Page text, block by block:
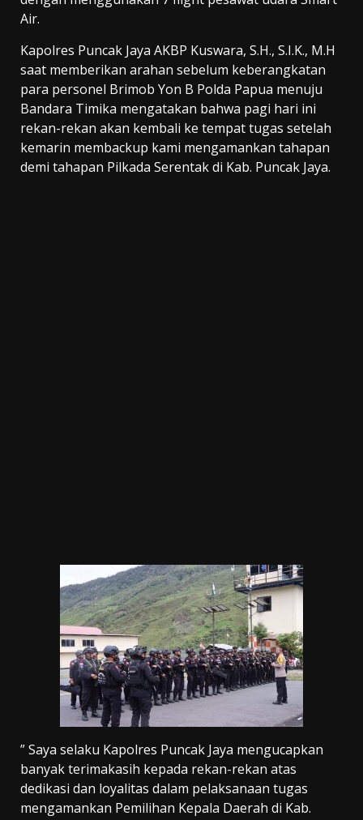
Air.
Kapolres Puncak Jaya AKBP Kuswara, S.H., S.I.K., M.H
saat memberikan arahan sebelum keberangkatan
para personel Brimob Yon B Polda Papua menuju
Bandara Timika mengatakan bahwa pagi hari ini
rekan-rekan akan kembali ke tempat tugas setelah
kemarin membackup kami mengamankan tahapan
demi tahapan Pilkada Serentak di Kab. Puncak Jaya.
” Saya selaku Kapolres Puncak Jaya mengucapkan
banyak terimakasih kepada rekan-rekan atas
dedikasi dan loyalitas dalam pelaksanaan tugas
mengamankan Pemilihan Kepala Daerah di Kab.